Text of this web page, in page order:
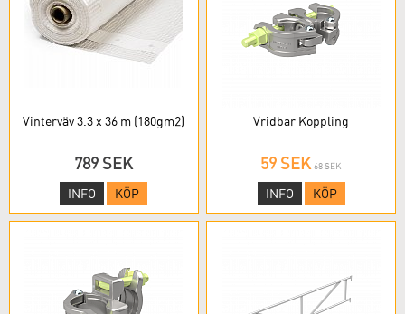
Vinterväv 3.3 x 36 m (180gm2)
789 SEK
INFO KÖP
Vridbar Koppling
59 SEK 68 SEK
INFO KÖP